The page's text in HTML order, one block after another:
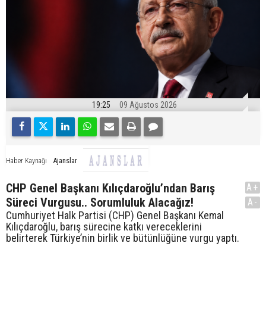
19:25 09 Ağustos 2026
Haber Kaynağı Ajanslar
CHP Genel Başkanı Kılıçdaroğlu’ndan Barış
Süreci Vurgusu.. Sorumluluk Alacağız!
Cumhuriyet Halk Partisi (CHP) Genel Başkanı Kemal
Kılıçdaroğlu, barış sürecine katkı vereceklerini
belirterek Türkiye’nin birlik ve bütünlüğüne vurgu yaptı.
A+
A-